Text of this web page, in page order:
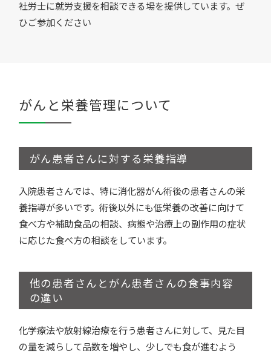
社労士に就労支援を相談できる場を提供しています。ぜ
ひご参加ください
がんと栄養管理について
がん患者さんに対する栄養指導
入院患者さんでは、特に消化器がん術後の患者さんの栄
養指導が多いです。術後以外にも低栄養の改善に向けて
食べ方や補助食品の相談、病態や治療上の副作用の症状
に応じた食べ方の相談をしています。
他の患者さんとがん患者さんの食事内容
の違い
化学療法や放射線治療を行う患者さんに対して、見た目
の量を減らして品数を増やし、少しでも食が進むよう